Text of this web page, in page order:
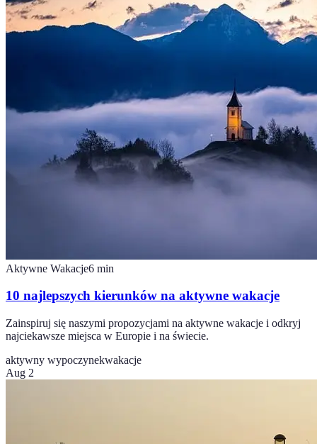
Aktywne Wakacje6 min
10 najlepszych kierunków na aktywne wakacje
Zainspiruj się naszymi propozycjami na aktywne wakacje i odkryj
najciekawsze miejsca w Europie i na świecie.
aktywny wypoczynekwakacje
Aug 2